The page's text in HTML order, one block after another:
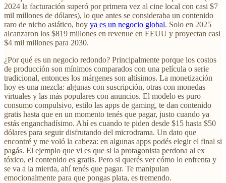
2024 la facturación superó por primera vez al cine local con casi $7
mil millones de dólares), lo que antes se consideraba un contenido
raro de nicho asiático, hoy ya es un negocio global. Solo en 2025
alcanzaron los $819 millones en revenue en EEUU y proyectan casi
$4 mil millones para 2030.
¿Por qué es un negocio redondo? Principalmente porque los costos
de producción son mínimos comparados con una película o serie
tradicional, entonces los márgenes son altísimos. La monetización
hoy es una mezcla: algunas con suscripción, otras con monedas
virtuales y las más populares con anuncios. El modelo es puro
consumo compulsivo, estilo las apps de gaming, te dan contenido
gratis hasta que en un momento tenés que pagar, justo cuando ya
estás enganchadísimo. Ahí es cuando te piden desde $15 hasta $50
dólares para seguir disfrutando del microdrama. Un dato que
encontré y me voló la cabeza: en algunas apps podés elegir el final si
pagás. El ejemplo que vi es que si la protagonista perdona al ex
tóxico, el contenido es gratis. Pero si querés ver cómo lo enfrenta y
se va a la mierda, ahí tenés que pagar. Te manipulan
emocionalmente para que pongas plata, es tremendo.